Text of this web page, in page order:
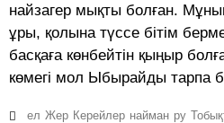
найзагер мықты болған.
ұры, қолына түссе бітім
басқаға көнбейтін қыңыр
көмегі мол Ыбырайды тарпа
ел Жер Керейлер найман ру